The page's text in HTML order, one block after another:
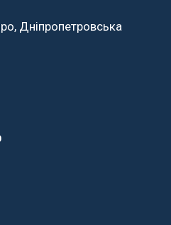
Дніпропетровська